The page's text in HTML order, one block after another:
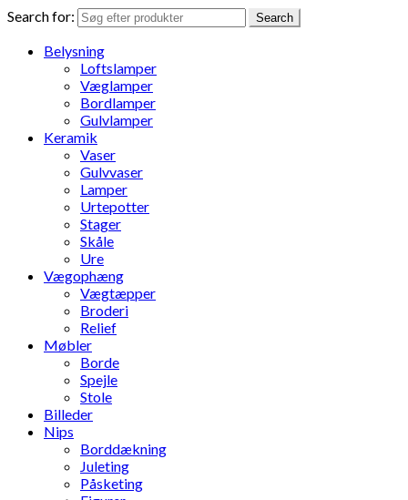
Search for: Search
Belysning
Loftslamper
Væglamper
Bordlamper
Gulvlamper
Keramik
Vaser
Gulvvaser
Lamper
Urtepotter
Stager
Skåle
Ure
Vægophæng
Vægtæpper
Broderi
Relief
Møbler
Borde
Spejle
Stole
Billeder
Nips
Borddækning
Juleting
Påsketing